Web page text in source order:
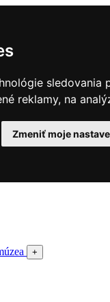
sledovania
reklamy, na
Zmeniť moje
+